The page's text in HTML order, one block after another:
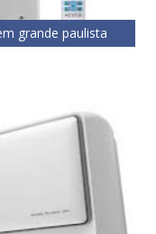
grande paulista